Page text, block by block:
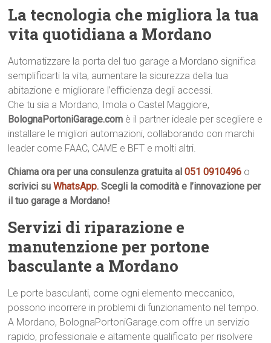
La tecnologia che migliora la tua
vita quotidiana a Mordano
Automatizzare la porta del tuo garage a Mordano significa
semplificarti la vita, aumentare la sicurezza della tua
abitazione e migliorare l’efficienza degli accessi.
Che tu sia a Mordano, Imola o Castel Maggiore,
BolognaPortoniGarage.com è il partner ideale per scegliere e
installare le migliori automazioni, collaborando con marchi
leader come FAAC, CAME e BFT e molti altri.
Chiama ora per una consulenza gratuita al051 0910496 o
scrivici suWhatsApp. Scegli la comodità e l’innovazione per
il tuo garage a Mordano!
Servizi di riparazione e
manutenzione per portone
basculante a Mordano
Le porte basculanti, come ogni elemento meccanico,
possono incorrere in problemi di funzionamento nel tempo.
A Mordano, BolognaPortoniGarage.com offre un servizio
rapido, professionale e altamente qualificato per risolvere